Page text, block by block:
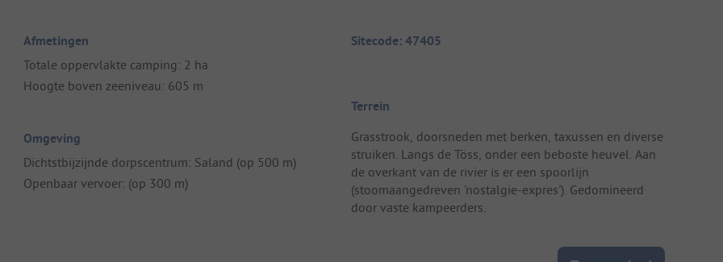
Afmetingen
Totale oppervlakte camping: 2 ha
Hoogte boven zeeniveau: 605 m
Omgeving
Dichtstbijzijnde dorpscentrum: Saland (op 500 m)
Openbaar vervoer: (op 300 m)
Sitecode: 47405
Terrein
Grasstrook, doorsneden met berken, taxussen en diverse
struiken. Langs de Töss, onder een beboste heuvel. Aan
de overkant van de rivier is er een spoorlijn
(stoomaangedreven 'nostalgie-expres'). Gedomineerd
door vaste kampeerders.